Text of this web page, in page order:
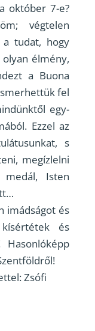
október 7-e?
végtelen
a tudat, hogy
élmény,
a Buona
fel
egy-
Ezzel az
s
megízlelni
Isten
imádságot és
és
Zsófi